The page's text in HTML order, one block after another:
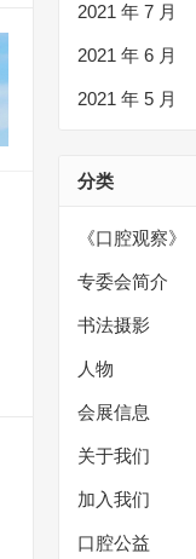
2021 年 7 月
2021 年 6 月
2021 年 5 月
分类
《口腔观察》
专委会简介
书法摄影
人物
会展信息
关于我们
加入我们
口腔公益